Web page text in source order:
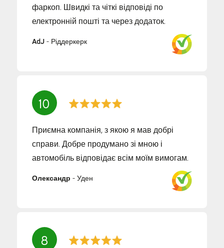
фаркоп. Швидкі та чіткі відповіді по
електронній пошті та через додаток.
AdJ- Ріддеркерк
10
Приємна компанія, з якою я мав добрі
справи. Добре продумано зі мною і
автомобіль відповідає всім моїм вимогам.
Олександр - Уден
8